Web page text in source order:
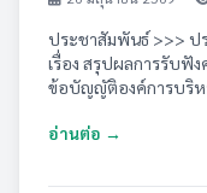
ประชาสัมพันธ์ >>> ป
เรื่อง สรุปผลการรับฟั
ข้อบัญญัติองค์การบริห
อ่านต่อ →